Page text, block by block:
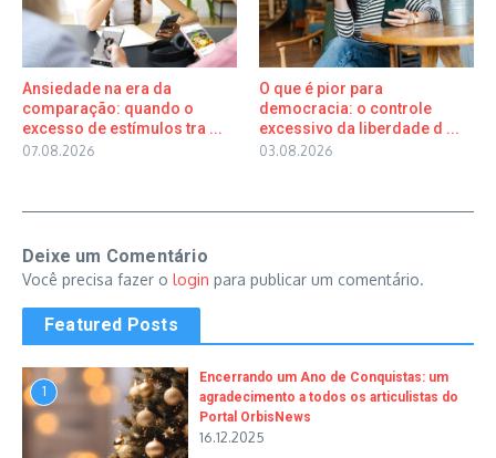
Ansiedade na era da
comparação: quando o
excesso de estímulos tra ...
07.08.2026
O que é pior para
democracia: o controle
excessivo da liberdade d ...
03.08.2026
Deixe um Comentário
Você precisa fazer o login para publicar um comentário.
Featured Posts
1
Encerrando um Ano de Conquistas: um
agradecimento a todos os articulistas do
Portal OrbisNews
16.12.2025